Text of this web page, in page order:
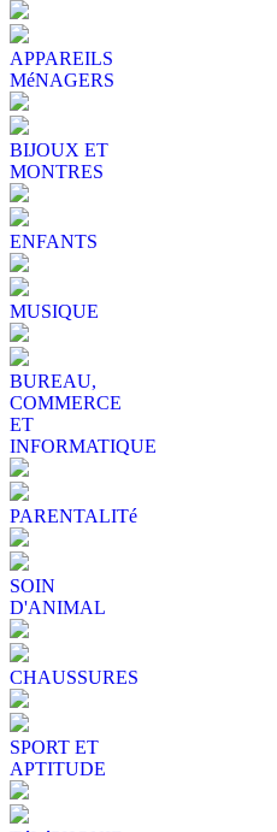
APPAREILS
MéNAGERS
BIJOUX ET
MONTRES
ENFANTS
MUSIQUE
BUREAU,
COMMERCE
ET
INFORMATIQUE
PARENTALITé
SOIN
D'ANIMAL
CHAUSSURES
SPORT ET
APTITUDE